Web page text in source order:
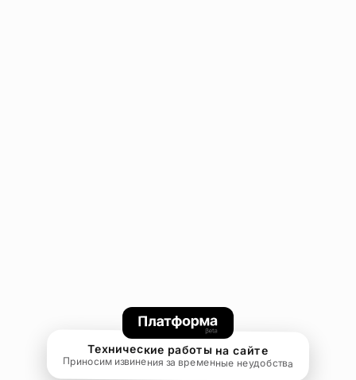
Технические работы на сайте
Приносим извинения за временные неудобства